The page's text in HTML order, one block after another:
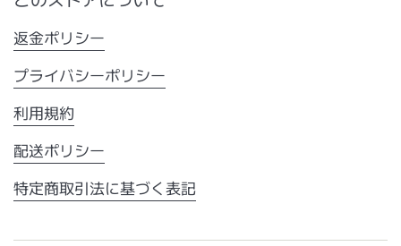
返金ポリシー
プライバシーポリシー
利用規約
配送ポリシー
特定商取引法に基づく表記